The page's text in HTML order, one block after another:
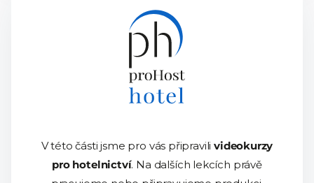
V této části jsme pro vás připravilivideokurzy
pro hotelnictví. Na dalších lekcích právě